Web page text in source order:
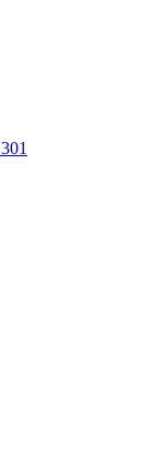
301